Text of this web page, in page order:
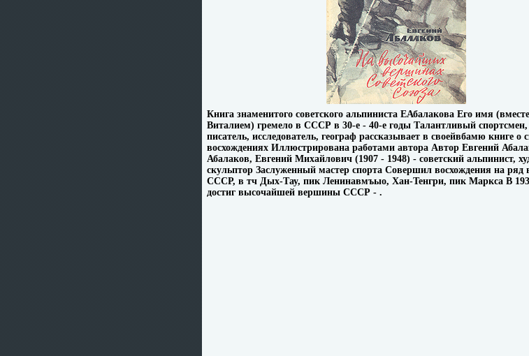
Книга знаменитого советского альпиниста ЕАбалакова Его имя
Виталием) гремело в СССР в 30-е - 40-е годы Талантливый спортсмен,
писатель, исследователь, географ рассказывает в своейвбамю книге о
восхождениях Иллюстрирована работами автора Автор Евгений
Абалаков, Евгений Михайлович (1907 - 1948) - советский альпинист,
скульптор Заслуженный мастер спорта Совершил восхождения на ряд
СССР, в тч Дых-Тау, пик Ленинавмъыо, Хан-Тенгри, пик Маркса В
достиг высочайшей вершины СССР - .